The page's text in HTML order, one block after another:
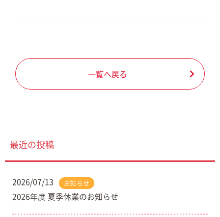
一覧へ戻る
最近の投稿
2026/07/13 お知らせ
2026年度 夏季休業のお知らせ